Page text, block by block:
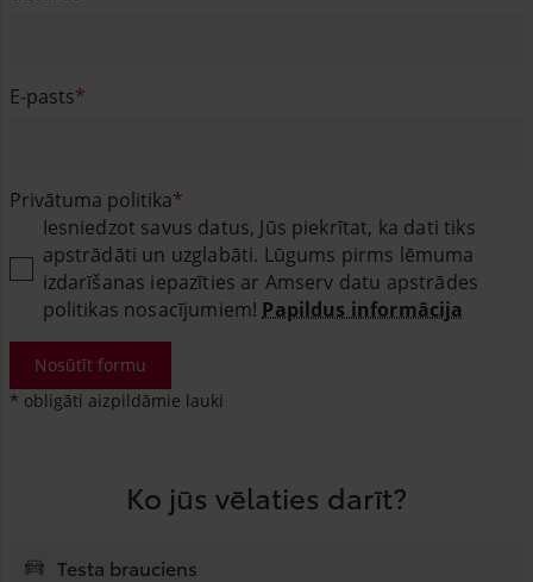
E-pasts
Privātuma politika
Iesniedzot savus datus, Jūs piekrītat, ka dati tiks
apstrādāti un uzglabāti. Lūgums pirms lēmuma
izdarīšanas iepazīties ar Amserv datu apstrādes
politikas nosacījumiem! Papildus informācija
Nosūtīt formu
* obligāti aizpildāmie lauki
Ko jūs vēlaties darīt?
Testa brauciens